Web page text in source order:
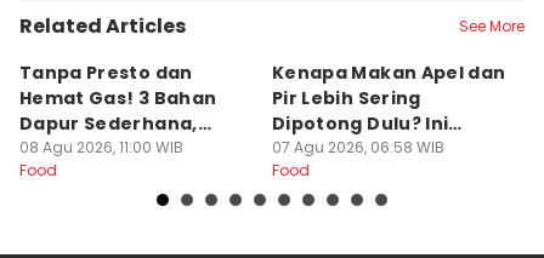
Related Articles See More
Tanpa Presto dan
Hemat Gas! 3 Bahan
Dapur Sederhana,
Daging Sapi Empuk
Dalam 15 Menit
08 Agu 2026, 11:00 WIB
Food
Kenapa Makan Apel dan
Pir Lebih Sering
Dipotong Dulu? Ini
Alasannya
07 Agu 2026, 06:58 WIB
Food